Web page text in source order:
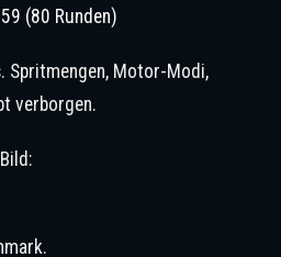
(80 Runden)
Spritmengen, Motor-Modi,
verborgen.